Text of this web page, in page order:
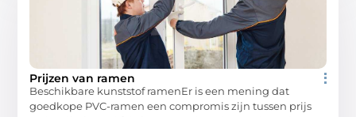
Prijzen van ramen
Beschikbare kunststof ramenEr is een mening dat
goedkope PVC-ramen een compromis zijn tussen prijs